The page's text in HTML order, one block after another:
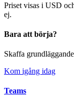
Priset visas i USD
ej.
Bara att börja?
Skaffa
Kom igång idag
Teams